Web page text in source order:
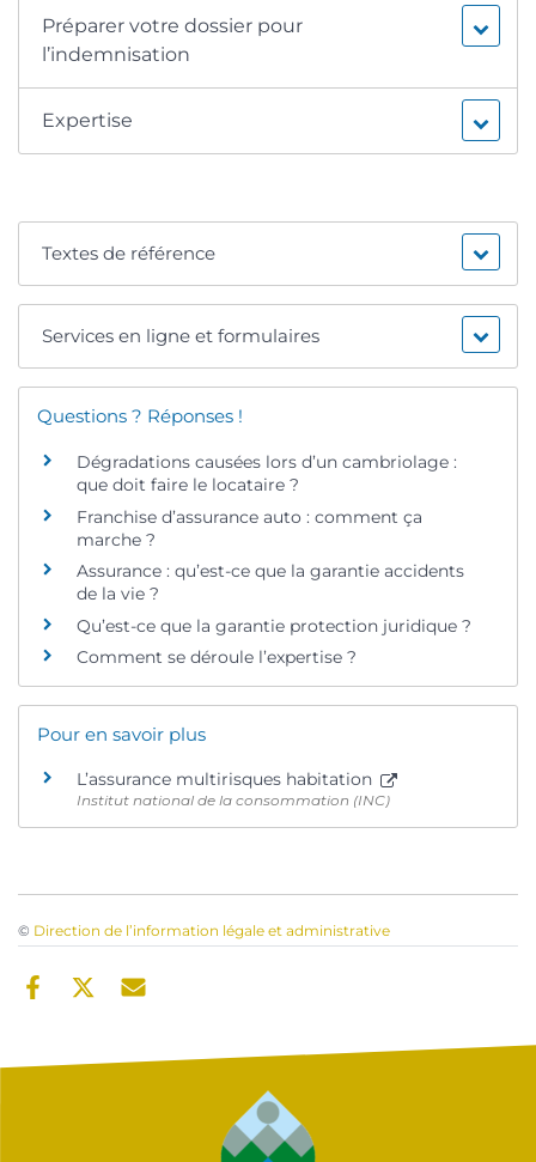
Préparer votre dossier pour
l’indemnisation
Expertise
Textes de référence
Services en ligne et formulaires
Questions ? Réponses !
Dégradations causées lors d’un cambriolage :
que doit faire le locataire ?
Franchise d’assurance auto : comment ça
marche ?
Assurance : qu’est-ce que la garantie accidents
de la vie ?
Qu’est-ce que la garantie protection juridique ?
Comment se déroule l’expertise ?
Pour en savoir plus
L’assurance multirisques habitation
Institut national de la consommation (INC)
© Direction de l’information légale et administrative